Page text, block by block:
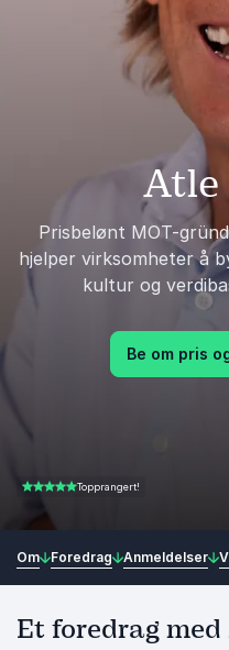
Prisbelønt MOT-
hjelper virksomheter å
kultur og
Be om pris
4.97 av 5 Topprangert!
Om Foredrag Anmeldelser
Et foredrag